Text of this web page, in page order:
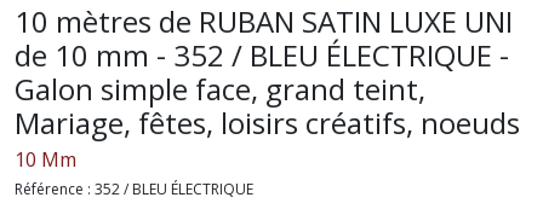
10 mètres de RUBAN SATIN LUXE UNI
de 10 mm - 352 / BLEU ÉLECTRIQUE -
Galon simple face, grand teint,
Mariage, fêtes, loisirs créatifs, noeuds
10 Mm
Référence : 352 / BLEU ÉLECTRIQUE